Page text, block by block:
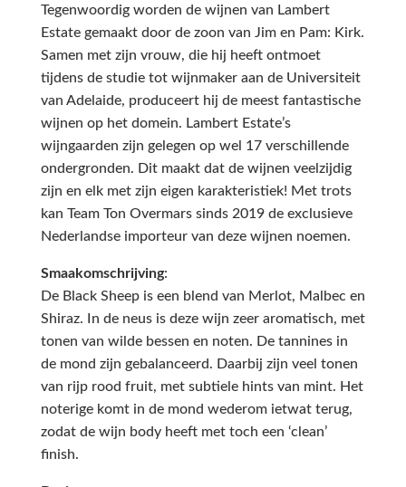
Tegenwoordig worden de wijnen van Lambert
Estate gemaakt door de zoon van Jim en Pam: Kirk.
Samen met zijn vrouw, die hij heeft ontmoet
tijdens de studie tot wijnmaker aan de Universiteit
van Adelaide, produceert hij de meest fantastische
wijnen op het domein. Lambert Estate’s
wijngaarden zijn gelegen op wel 17 verschillende
ondergronden. Dit maakt dat de wijnen veelzijdig
zijn en elk met zijn eigen karakteristiek! Met trots
kan Team Ton Overmars sinds 2019 de exclusieve
Nederlandse importeur van deze wijnen noemen.
Smaakomschrijving:
De Black Sheep is een blend van Merlot, Malbec en
Shiraz. In de neus is deze wijn zeer aromatisch, met
tonen van wilde bessen en noten. De tannines in
de mond zijn gebalanceerd. Daarbij zijn veel tonen
van rijp rood fruit, met subtiele hints van mint. Het
noterige komt in de mond wederom ietwat terug,
zodat de wijn body heeft met toch een ‘clean’
finish.